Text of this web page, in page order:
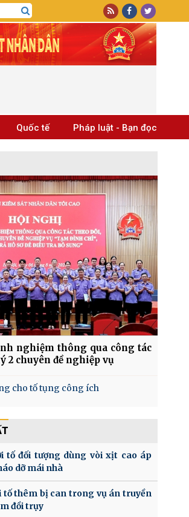
Quốc tế Pháp luật - Bạn đọc
nghiệm thông qua công tác
2 chuyên đề nghiệp vụ
cho tố tụng công ích
tố đối tượng dùng vòi xịt cao áp
dỡ mái nhà
tố thêm bị can trong vụ án truyền
đồi trụy